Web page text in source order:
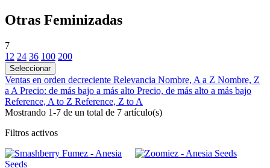
Otras Feminizadas
7
12 24 36 100 200
Seleccionar
Ventas en orden decreciente Relevancia Nombre, A a Z Nombre, Z
a A Precio: de más bajo a más alto Precio, de más alto a más bajo
Reference, A to Z Reference, Z to A
Mostrando 1-7 de un total de 7 artículo(s)
Filtros activos